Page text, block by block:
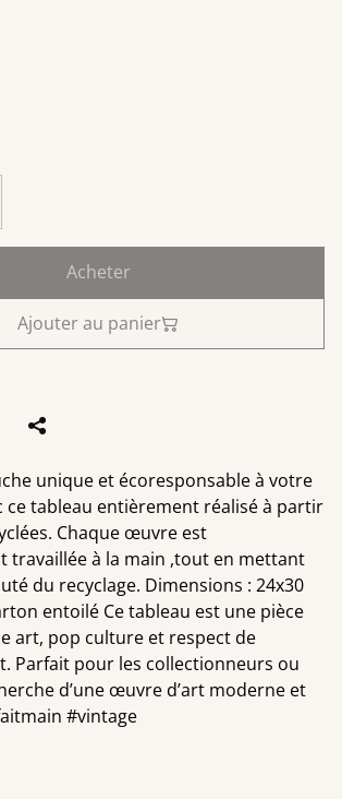
Acheter
Ajouter au panier
unique et écoresponsable à votre
ce tableau entièrement réalisé à partir
Chaque œuvre est
travaillée à la main ,tout en mettant
du recyclage. Dimensions : 24x30
entoilé Ce tableau est une pièce
art, pop culture et respect de
Parfait pour les collectionneurs ou
d’une œuvre d’art moderne et
#vintage